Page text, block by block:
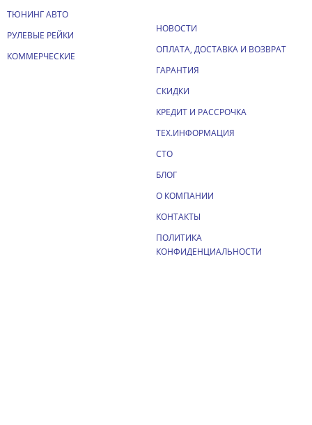
ТЮНИНГ АВТО
РУЛЕВЫЕ РЕЙКИ
КОММЕРЧЕСКИЕ
НОВОСТИ
ОПЛАТА, ДОСТАВКА И ВОЗВРАТ
ГАРАНТИЯ
СКИДКИ
КРЕДИТ И РАССРОЧКА
ТЕХ.ИНФОРМАЦИЯ
СТО
БЛОГ
О КОМПАНИИ
КОНТАКТЫ
ПОЛИТИКА
КОНФИДЕНЦИАЛЬНОСТИ